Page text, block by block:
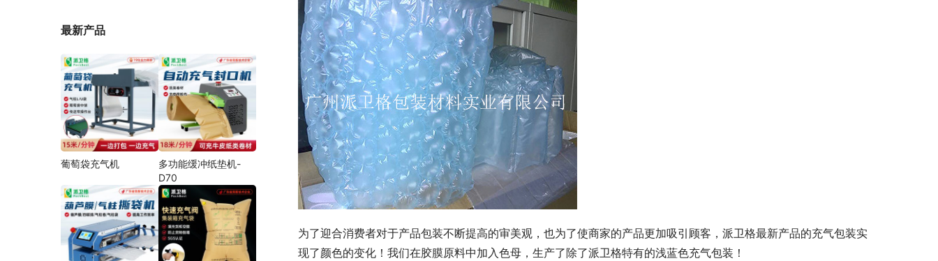
为了迎合消费者对于产品包装不断提高的审美观，也为了使商家的产品更加吸引顾客，派卫格最新产品的充气包装实
现了颜色的变化！我们在胶膜原料中加入色母，生产了除了派卫格特有的浅蓝色充气包装！
最新产品
葡萄袋充气机
多功能缓冲纸垫机-
D70